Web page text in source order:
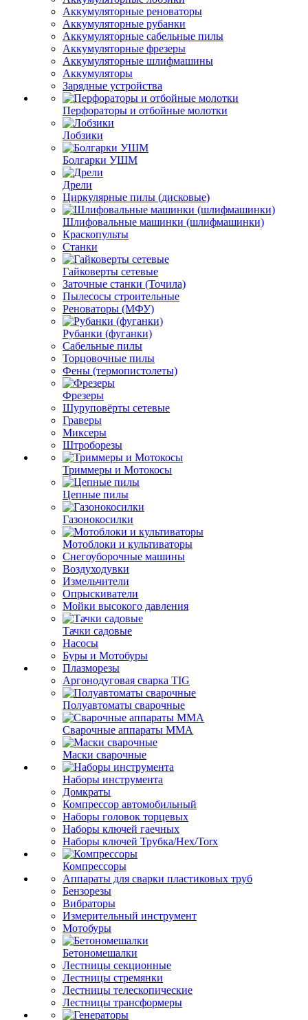
Аккумуляторные реноваторы
Аккумуляторные рубанки
Аккумуляторные сабельные пилы
Аккумуляторные фрезеры
Аккумуляторные шлифмашины
Аккумуляторы
Зарядные устройства
Перфораторы и отбойные молотки
Лобзики
Болгарки УШМ
Дрели
Циркулярные пилы (дисковые)
Шлифовальные машинки (шлифмашинки)
Краскопульты
Станки
Гайковерты сетевые
Заточные станки (Точила)
Пылесосы строительные
Реноваторы (МФУ)
Рубанки (фуганки)
Сабельные пилы
Торцовочные пилы
Фены (термопистолеты)
Фрезеры
Шуруповёрты сетевые
Граверы
Миксеры
Штроборезы
Триммеры и Мотокосы
Цепные пилы
Газонокосилки
Мотоблоки и культиваторы
Снегоуборочные машины
Воздуходувки
Измельчители
Опрыскиватели
Мойки высокого давления
Тачки садовые
Насосы
Буры и Мотобуры
Плазморезы
Аргонодуговая сварка TIG
Полуавтоматы сварочные
Сварочные аппараты ММА
Маски сварочные
Наборы инструмента
Домкраты
Компрессор автомобильный
Наборы головок торцевых
Наборы ключей гаечных
Наборы ключей Трубка/Hex/Torx
Компрессоры
Аппараты для сварки пластиковых труб
Бензорезы
Вибраторы
Измерительный инструмент
Мотобуры
Бетономешалки
Лестницы секционные
Лестницы стремянки
Лестницы телескопические
Лестницы трансформеры